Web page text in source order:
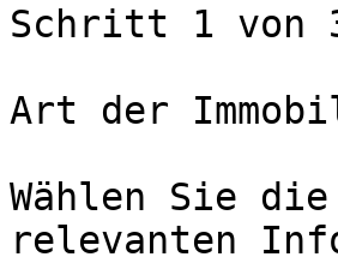
Schritt 1 von
Art der
Wählen Sie
relevanten